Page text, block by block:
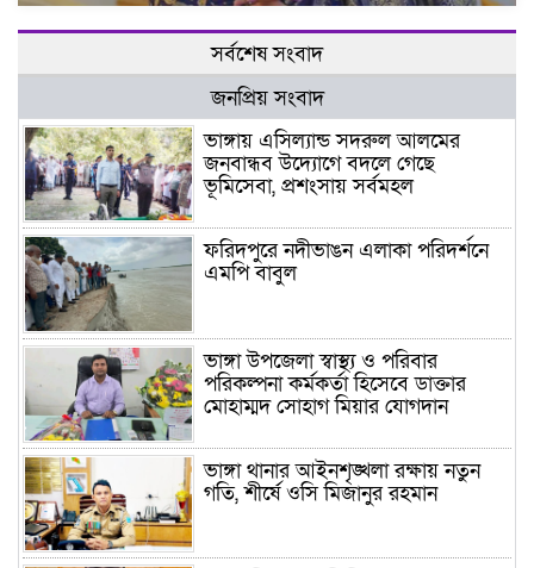
সর্বশেষ সংবাদ
জনপ্রিয় সংবাদ
ভাঙ্গায় এসিল্যান্ড সদরুল আলমের
জনবান্ধব উদ্যোগে বদলে গেছে
ভূমিসেবা, প্রশংসায় সর্বমহল
ফরিদপুরে নদীভাঙন এলাকা পরিদর্শনে
এমপি বাবুল
ভাঙ্গা উপজেলা স্বাস্থ্য ও পরিবার
পরিকল্পনা কর্মকর্তা হিসেবে ডাক্তার
মোহাম্মদ সোহাগ মিয়ার যোগদান
ভাঙ্গা থানার আইনশৃঙ্খলা রক্ষায় নতুন
গতি, শীর্ষে ওসি মিজানুর রহমান